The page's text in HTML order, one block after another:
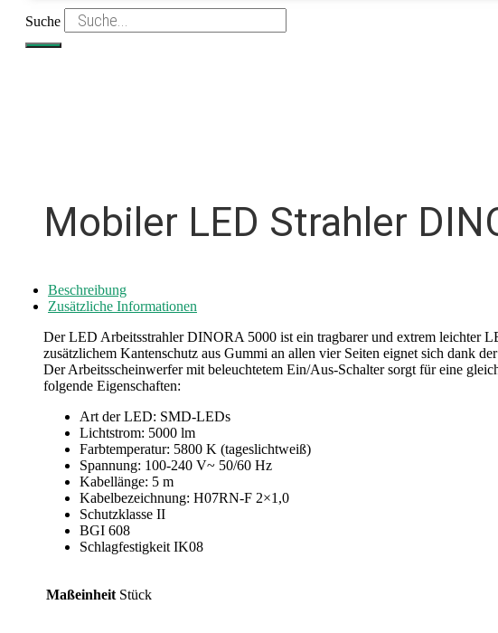
Suche
Mobiler LED Strahler
Beschreibung
Zusätzliche Informationen
Der LED Arbeitsstrahler DINORA 5000 ist ein tragbarer und extrem leichter
zusätzlichem Kantenschutz aus Gummi an allen vier Seiten eignet sich dank
Der Arbeitsscheinwerfer mit beleuchtetem Ein/Aus-Schalter sorgt für eine
folgende Eigenschaften:
Art der LED: SMD-LEDs
Lichtstrom: 5000 lm
Farbtemperatur: 5800 K (tageslichtweiß)
Spannung: 100-240 V~ 50/60 Hz
Kabellänge: 5 m
Kabelbezeichnung: H07RN-F 2×1,0
Schutzklasse II
BGI 608
Schlagfestigkeit IK08
Maßeinheit Stück